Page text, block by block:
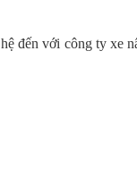
đến với công ty xe